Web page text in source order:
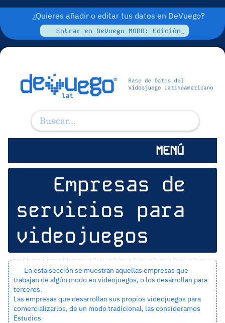
¿Quieres añadir o editar tus datos en DeVuego?
Entrar en DeVuego MODO: Edición_
MENÚ
Empresas de
servicios para
videojuegos
En esta sección se muestran aquellas empresas que
trabajan de algún modo en videojuegos, o los desarrollan para
terceros.
Las empresas que desarrollan sus propios videojuegos para
comercializarlos, de un modo tradicional, las consideramos
Estudios